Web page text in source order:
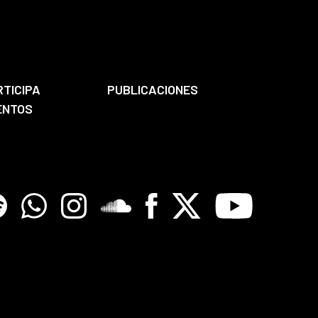
PUBLICACIONES
WhatsappInstagramSoundcloreFacebook
X Youtube